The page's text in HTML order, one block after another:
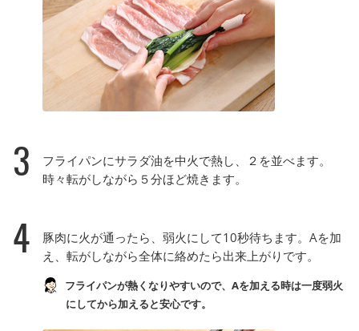
3
フライパンにサラダ油を中火で熱し、２を並べます。
時々転がしながら５分ほど焼きます。
4
豚肉に火が通ったら、弱火にして10秒待ちます。Aを加
え、転がしながら全体に絡めたら出来上がりです。
フライパンが熱くなりやすいので、Aを加える時は一度弱火
にしてから加えると安心です。